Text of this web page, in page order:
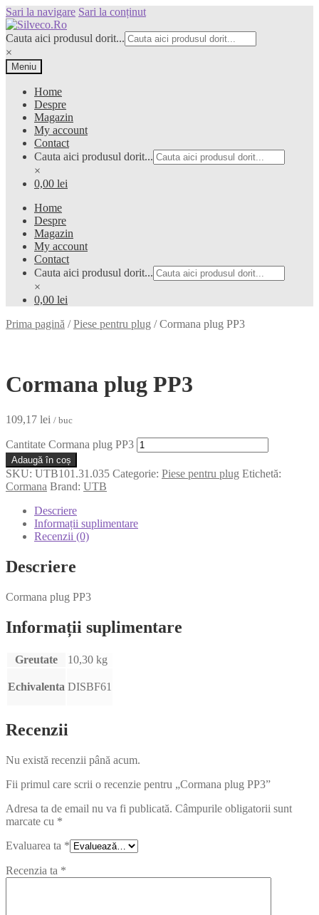
Sari la navigare Sari la conținut
Cauta aici produsul dorit...
×
Meniu
Home
Despre
Magazin
My account
Contact
Cauta aici produsul dorit...
×
0,00 lei
Home
Despre
Magazin
My account
Contact
Cauta aici produsul dorit...
×
0,00 lei
Prima pagină /Piese pentru plug /Cormana plug PP3
Cormana plug PP3
109,17 lei / buc
Cantitate Cormana plug PP3
Adaugă în coș
SKU: UTB101.31.035 Categorie: Piese pentru plug Etichetă:
Cormana Brand: UTB
Descriere
Informații suplimentare
Recenzii (0)
Descriere
Cormana plug PP3
Informații suplimentare
Greutate 10,30 kg
Echivalenta DISBF61
Recenzii
Nu există recenzii până acum.
Fii primul care scrii o recenzie pentru „Cormana plug PP3”
Adresa ta de email nu va fi publicată. Câmpurile obligatorii sunt
marcate cu *
Evaluarea ta *
Recenzia ta *